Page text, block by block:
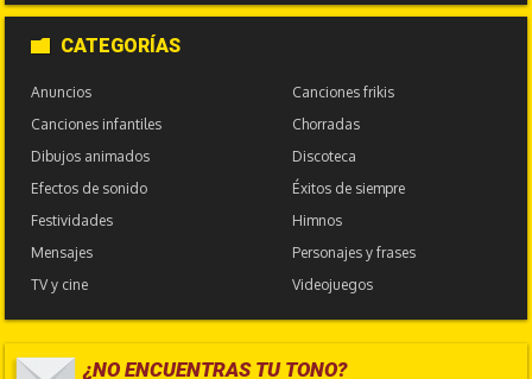
CATEGORÍAS
Anuncios
Canciones frikis
Canciones infantiles
Chorradas
Dibujos animados
Discoteca
Efectos de sonido
Éxitos de siempre
Festividades
Himnos
Mensajes
Personajes y frases
TV y cine
Videojuegos
¿NO ENCUENTRAS TU TONO?